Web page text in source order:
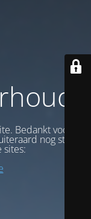
Bedankt voor uw
nog steeds
sites: